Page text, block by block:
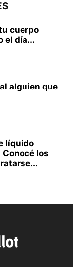
cuerpo
el día...
alguien que
líquido
los